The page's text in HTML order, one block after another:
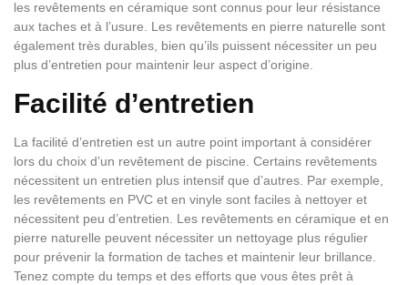
les revêtements en céramique sont connus pour leur résistance
aux taches et à l’usure. Les revêtements en pierre naturelle sont
également très durables, bien qu’ils puissent nécessiter un peu
plus d’entretien pour maintenir leur aspect d’origine.
Facilité d’entretien
La facilité d’entretien est un autre point important à considérer
lors du choix d’un revêtement de piscine. Certains revêtements
nécessitent un entretien plus intensif que d’autres. Par exemple,
les revêtements en PVC et en vinyle sont faciles à nettoyer et
nécessitent peu d’entretien. Les revêtements en céramique et en
pierre naturelle peuvent nécessiter un nettoyage plus régulier
pour prévenir la formation de taches et maintenir leur brillance.
Tenez compte du temps et des efforts que vous êtes prêt à